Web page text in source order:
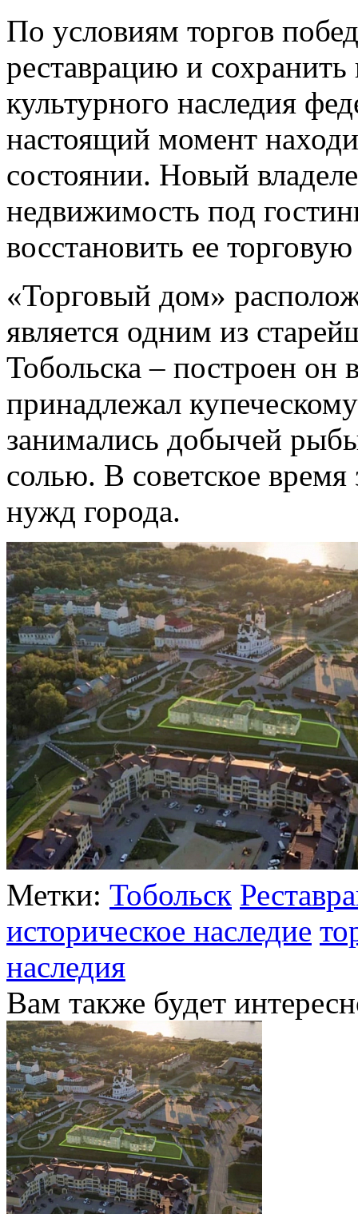
По условиям торгов
реставрацию и
культурного наследия
настоящий момент
состоянии. Новый
недвижимость под
восстановить ее
«Торговый дом»
является одним из
Тобольска – построен он
принадлежал
занимались добычей
солью. В советское время
нужд города.
Метки: Тобольск
историческое наследие
наследия
Вам также будет